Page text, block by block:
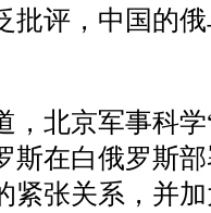
批评，中国的
，北京军事科学
斯在白俄罗斯
紧张关系，并